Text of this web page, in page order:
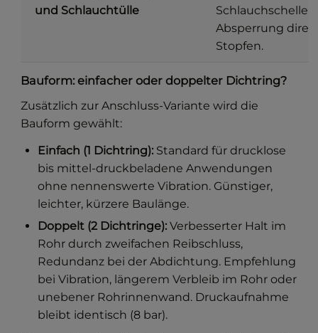
und Schlauchtülle
Schlauchschelle,
Absperrung
Stopfen.
Bauform: einfacher oder doppelter Dichtring?
Zusätzlich zur Anschluss-Variante wird die
Bauform gewählt:
Einfach (1 Dichtring): Standard für drucklose
bis mittel-druckbeladene Anwendungen
ohne nennenswerte Vibration. Günstiger,
leichter, kürzere Baulänge.
Doppelt (2 Dichtringe): Verbesserter Halt im
Rohr durch zweifachen Reibschluss,
Redundanz bei der Abdichtung. Empfehlung
bei Vibration, längerem Verbleib im Rohr oder
unebener Rohrinnenwand. Druckaufnahme
bleibt identisch (8 bar).